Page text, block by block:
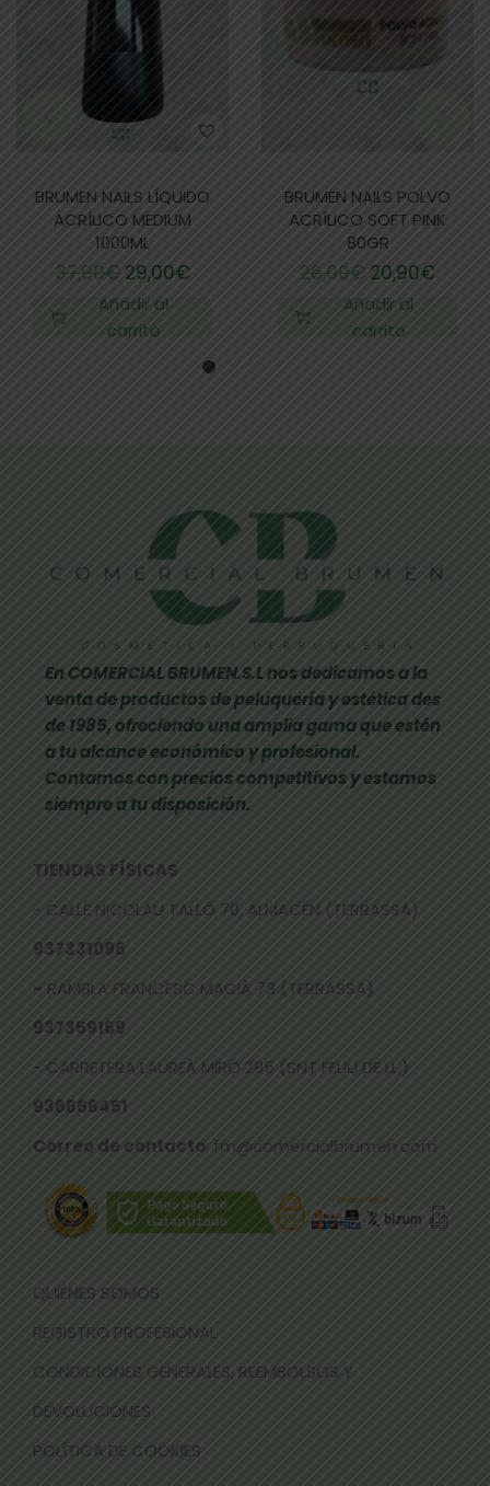
BRUMEN NAILS LÍQUIDO
ACRÍLICO MEDIUM
1000ML
37,90€ 29,00€
Añadir al
carrito
BRUMEN NAILS POLVO
ACRÍLICO SOFT PINK
80GR
26,00€ 20,90€
Añadir al
carrito
En COMERCIAL BRUMEN.S.L nos dedicamos a la
venta de productos de peluquería y estética des
de 1985, ofreciendo una amplia gama que estén
a tu alcance económico y profesional.
Contamos con precios competitivos y estamos
siempre a tu disposición.
TIENDAS FÍSICAS
- CALLE NICOLAU TALLÓ 70, ALMACÉN (TERRASSA)
937331096
- RAMBLA FRANCESC MACIÀ 73 (TERRASSA)
937359169
- CARRETERA LAUREÀ MIRÓ 285 (SNT FELIU DE LL.)
936666451
Correo de contacto: fm@comercialbrumen.com
QUIÉNES SOMOS
REGISTRO PROFESIONAL
CONDICIONES GENERALES, REEMBOLSOS Y
DEVOLUCIONES
POLÍTICA DE COOKIES